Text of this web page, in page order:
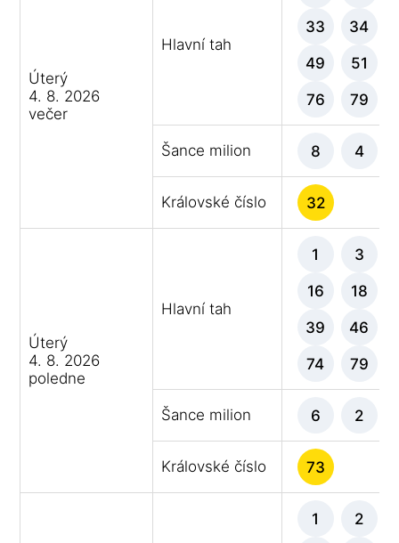
Úterý
4. 8. 2026
večer
Hlavní tah
33 34
49 51
76 79
Šance milion 8 4
Královské číslo 32
Úterý
4. 8. 2026
poledne
Hlavní tah
1 3
16 18
39 46
74 79
Šance milion 6 2
Královské číslo 73
1 2